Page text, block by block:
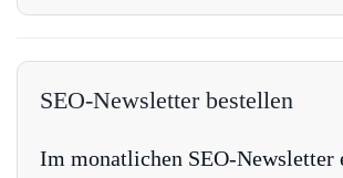
SEO-Newsletter bestellen
Im monatlichen SEO-Newsletter